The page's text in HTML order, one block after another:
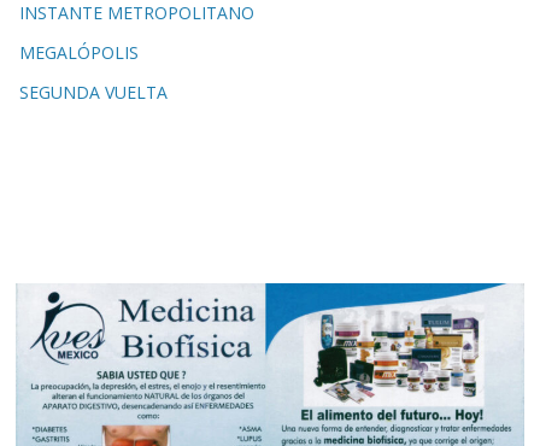
INSTANTE METROPOLITANO
MEGALÓPOLIS
SEGUNDA VUELTA